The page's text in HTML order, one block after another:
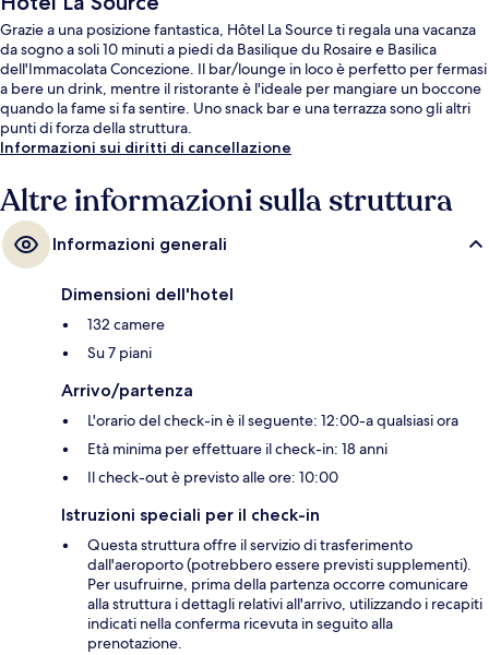
Grazie a una posizione fantastica, Hôtel La Source ti regala una vacanza
da sogno a soli 10 minuti a piedi da Basilique du Rosaire e Basilica
dell'Immacolata Concezione. Il bar/lounge in loco è perfetto per fermasi
a bere un drink, mentre il ristorante è l'ideale per mangiare un boccone
quando la fame si fa sentire. Uno snack bar e una terrazza sono gli altri
punti di forza della struttura.
Informazioni sui diritti di cancellazione
Altre informazioni sulla struttura
Informazioni generali
Dimensioni dell'hotel
132 camere
Su 7 piani
Arrivo/partenza
L'orario del check-in è il seguente: 12:00-a qualsiasi ora
Età minima per effettuare il check-in: 18 anni
Il check-out è previsto alle ore: 10:00
Istruzioni speciali per il check-in
Questa struttura offre il servizio di trasferimento
dall'aeroporto (potrebbero essere previsti supplementi).
Per usufruirne, prima della partenza occorre comunicare
alla struttura i dettagli relativi all'arrivo, utilizzando i recapiti
indicati nella conferma ricevuta in seguito alla
prenotazione.